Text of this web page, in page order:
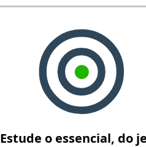
Estude o essencial, do